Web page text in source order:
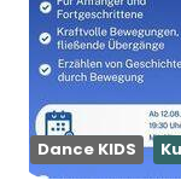
Dance KIDS